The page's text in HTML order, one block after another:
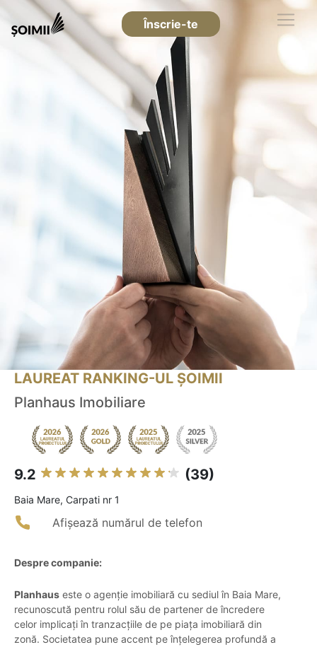
Înscrie-te
LAUREAT RANKING-UL ȘOIMII
Planhaus Imobiliare
9.2 (39)
Baia Mare, Carpati nr 1
Afișează numărul de telefon
Despre companie:
Planhaus este o agenție imobiliară cu sediul în Baia Mare,
recunoscută pentru rolul său de partener de încredere
celor implicați în tranzacțiile de pe piața imobiliară din
zonă. Societatea pune accent pe înțelegerea profundă a